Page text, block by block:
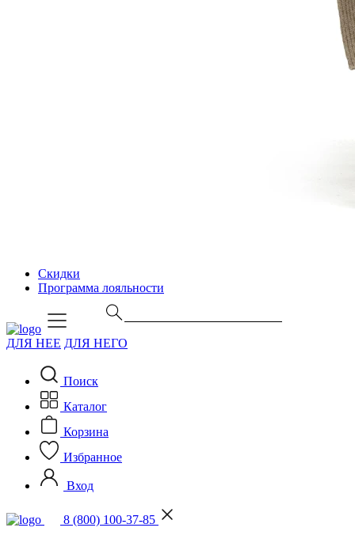
Скидки
Программа лояльности
ДЛЯ НЕЕ ДЛЯ НЕГО
Поиск
Каталог
Корзина
Избранное
Вход
8 (800) 100-37-85